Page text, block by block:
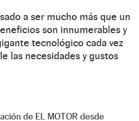
a ser mucho más que un
son innumerables y
tecnológico cada vez
las necesidades y gustos
de EL MOTOR desde